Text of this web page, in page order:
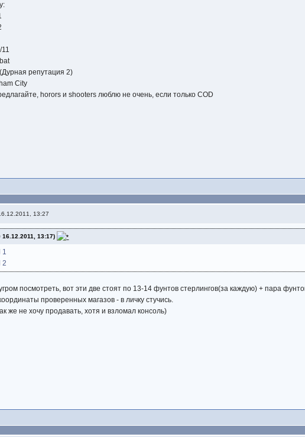
репутация 2)
City
horors и shooters люблю не очень, если только COD
13:27
16.12.2011, 13:17)
1
2
посмотреть, вот эти две стоят по 13-14 фунтов стерлингов(за каждую) + пара
проверенных магазов - в личку стучись.
же не хочу продавать, хотя и взломал консоль)